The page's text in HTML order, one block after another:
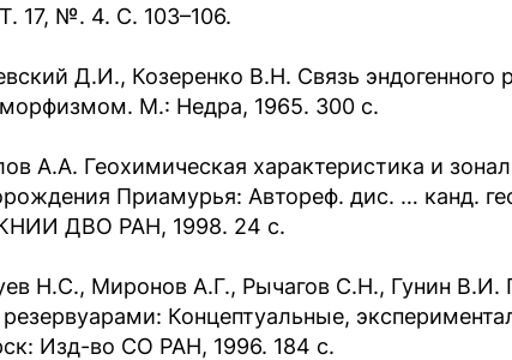
17, №. 4. С. 103–106.
Д.И., Козеренко В.Н. Связь эндогенного
М.: Недра, 1965. 300 с.
А.А. Геохимическая характеристика и
Приамурья: Автореф. дис. … канд.
ДВО РАН, 1998. 24 с.
Н.С., Миронов А.Г., Рычагов С.Н., Гунин В.И.
Концептуальные,
Изд-во СО РАН, 1996. 184 с.